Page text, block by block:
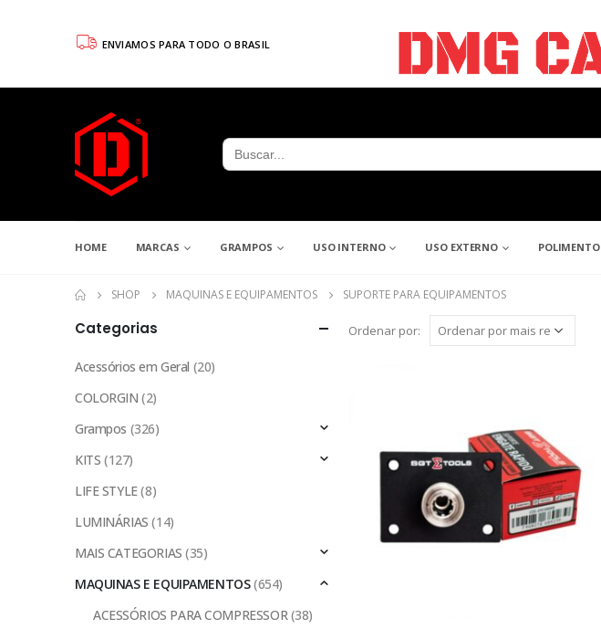
ENVIAMOS PARA TODO O BRASIL
Search
for:
HOME MARCAS GRAMPOS USO INTERNO USO EXTERNO POLIMENTO
SHOP MAQUINAS E EQUIPAMENTOS SUPORTE PARA EQUIPAMENTOS
Ordenar por:
Categorias
Acessórios em Geral (20)
COLORGIN (2)
Grampos (326)
KITS (127)
LIFE STYLE(8)
LUMINÁRIAS (14)
MAIS CATEGORIAS (35)
MAQUINAS E EQUIPAMENTOS(654)
ACESSÓRIOS PARA COMPRESSOR (38)